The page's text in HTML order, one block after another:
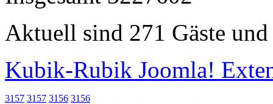
Aktuell sind 271 Gäste
Kubik-Rubik Joomla!
3157 3157 3156 3156